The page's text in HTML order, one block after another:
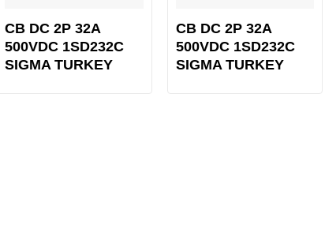
CB DC 2P 32A
500VDC 1SD232C
SIGMA TURKEY
CB DC 2P 32A
500VDC 1SD232C
SIGMA TURKEY